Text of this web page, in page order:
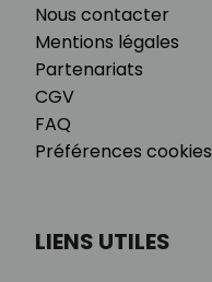
Nous contacter
Mentions légales
Partenariats
CGV
FAQ
Préférences cookies
LIENS UTILES